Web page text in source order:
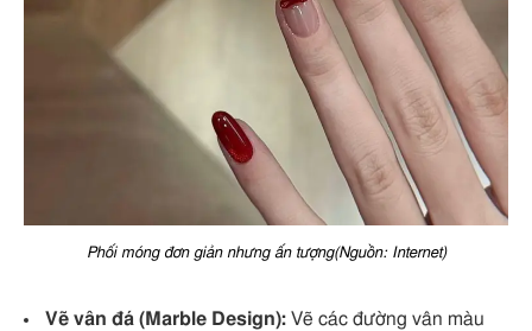
Phối móng đơn giản nhưng ấn tượng(Nguồn: Internet)
Vẽ vân đá (Marble Design): Vẽ các đường vân màu